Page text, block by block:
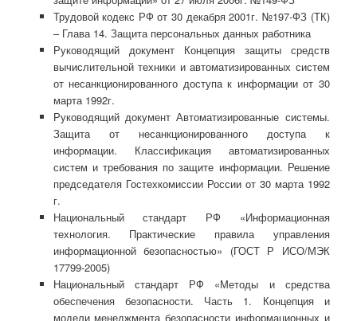
Трудовой кодекс РФ от 30 декабря 2001г. №197-ФЗ (ТК)
– Глава 14. Защита персональных данных работника
Руководящий документ Концепция защиты средств
вычислительной техники и автоматизированных систем
от несанкционированного доступа к информации от 30
марта 1992г.
Руководящий документ Автоматизированные системы.
Защита от несанкционированного доступа к
информации. Классификация автоматизированных
систем и требования по защите информации. Решение
председателя Гостехкомиссии России от 30 марта 1992
г.
Национальный стандарт РФ «Информационная
технология. Практические правила управления
информационной безопасностью» (ГОСТ Р ИСО/МЭК
17799-2005)
Национальный стандарт РФ «Методы и средства
обеспечения безопасности. Часть 1. Концепция и
модели менеджмента безопасности информационных и